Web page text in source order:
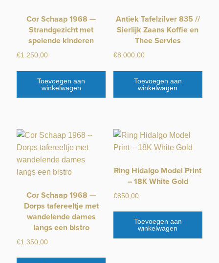
Cor Schaap 1968 —
Strandgezicht met
spelende kinderen
€1.250,00
Toevoegen aan
winkelwagen
Antiek Tafelzilver 835 //
Sierlijk Zaans Koffie en
Thee Servies
€8.000,00
Toevoegen aan
winkelwagen
Cor Schaap 1968 —
Dorps tafereeltje met
wandelende dames
langs een bistro
€1.350,00
Ring Hidalgo Model Print
– 18K White Gold
€850,00
Toevoegen aan
winkelwagen